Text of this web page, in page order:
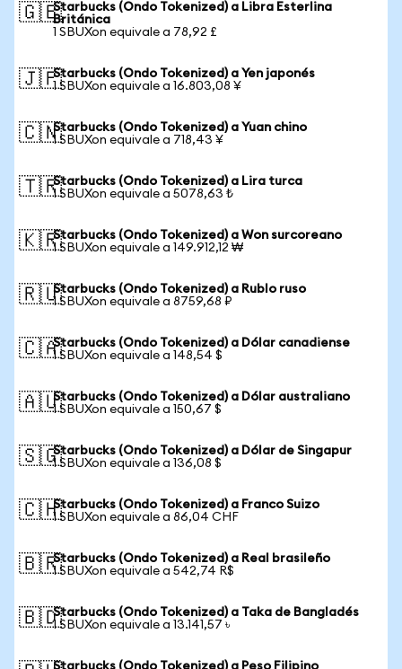
🇬🇧Starbucks (Ondo Tokenized) a Libra Esterlina
Británica
1 SBUXon equivale a 78,92 £
🇯🇵Starbucks (Ondo Tokenized) a Yen japonés
1 SBUXon equivale a 16.803,08 ¥
🇨🇳Starbucks (Ondo Tokenized) a Yuan chino
1 SBUXon equivale a 718,43 ¥
🇹🇷Starbucks (Ondo Tokenized) a Lira turca
1 SBUXon equivale a 5078,63 ₺
🇰🇷Starbucks (Ondo Tokenized) a Won surcoreano
1 SBUXon equivale a 149.912,12 ₩
🇷🇺Starbucks (Ondo Tokenized) a Rublo ruso
1 SBUXon equivale a 8759,68 ₽
🇨🇦Starbucks (Ondo Tokenized) a Dólar canadiense
1 SBUXon equivale a 148,54 $
🇦🇺Starbucks (Ondo Tokenized) a Dólar australiano
1 SBUXon equivale a 150,67 $
🇸🇬Starbucks (Ondo Tokenized) a Dólar de Singapur
1 SBUXon equivale a 136,08 $
🇨🇭Starbucks (Ondo Tokenized) a Franco Suizo
1 SBUXon equivale a 86,04 CHF
🇧🇷Starbucks (Ondo Tokenized) a Real brasileño
1 SBUXon equivale a 542,74 R$
🇧🇩Starbucks (Ondo Tokenized) a Taka de Bangladés
1 SBUXon equivale a 13.141,57 ৳
Starbucks (Ondo Tokenized) a Peso Filipino